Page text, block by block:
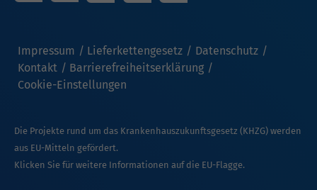
Impressum Lieferkettengesetz
Datenschutz
Kontakt
Barrierefreiheitserklärung
Cookie-Einstellungen
Die Projekte rund um das Krankenhauszukunftsgesetz (KHZG) werden
aus EU-Mitteln gefördert.
Klicken Sie für weitere Informationen auf die EU-Flagge.